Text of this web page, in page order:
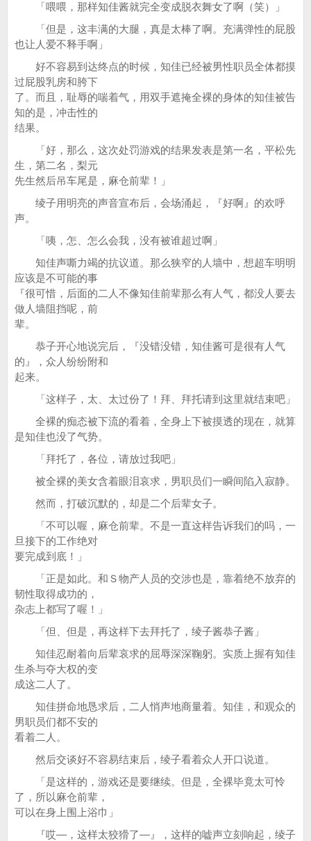
「喂喂，那样知佳酱就完全变成脱衣舞女了啊（笑）」
「但是，这丰满的大腿，真是太棒了啊。充满弹性的屁股
也让人爱不释手啊」
好不容易到达终点的时候，知佳已经被男性职员全体都摸
过屁股乳房和胯下
了。而且，耻辱的喘着气，用双手遮掩全裸的身体的知佳被告
知的是，冲击性的
结果。
「好，那么，这次处罚游戏的结果发表是第一名，平松先
生，第二名，梨元
先生然后吊车尾是，麻仓前辈！」
绫子用明亮的声音宣布后，会场涌起，『好啊』的欢呼
声。
「咦，怎、怎么会我，没有被谁超过啊」
知佳声嘶力竭的抗议道。那么狭窄的人墙中，想超车明明
应该是不可能的事
『很可惜，后面的二人不像知佳前辈那么有人气，都没人要去
做人墙阻挡呢，前
辈。
恭子开心地说完后，『没错没错，知佳酱可是很有人气
的』，众人纷纷附和
起来。
「这样子，太、太过份了！拜、拜托请到这里就结束吧」
全裸的痴态被下流的看着，全身上下被摸透的现在，就算
是知佳也没了气势。
「拜托了，各位，请放过我吧」
被全裸的美女含着眼泪哀求，男职员们一瞬间陷入寂静。
然而，打破沉默的，却是二个后辈女子。
「不可以喔，麻仓前辈。不是一直这样告诉我们的吗，一
旦接下的工作绝对
要完成到底！」
「正是如此。和Ｓ物产人员的交涉也是，靠着绝不放弃的
韧性取得成功的，
杂志上都写了喔！」
「但、但是，再这样下去拜托了，绫子酱恭子酱」
知佳忍耐着向后辈哀求的屈辱深深鞠躬。实质上握有知佳
生杀与夺大权的变
成这二人了。
知佳拼命地恳求后，二人悄声地商量着。知佳，和观众的
男职员们都不安的
看着二人。
然后交谈好不容易结束后，绫子看着众人开口说道。
「是这样的，游戏还是要继续。但是，全裸毕竟太可怜
了，所以麻仓前辈，
可以在身上围上浴巾」
『哎—，这样太狡猾了—』，这样的嘘声立刻响起，绫子